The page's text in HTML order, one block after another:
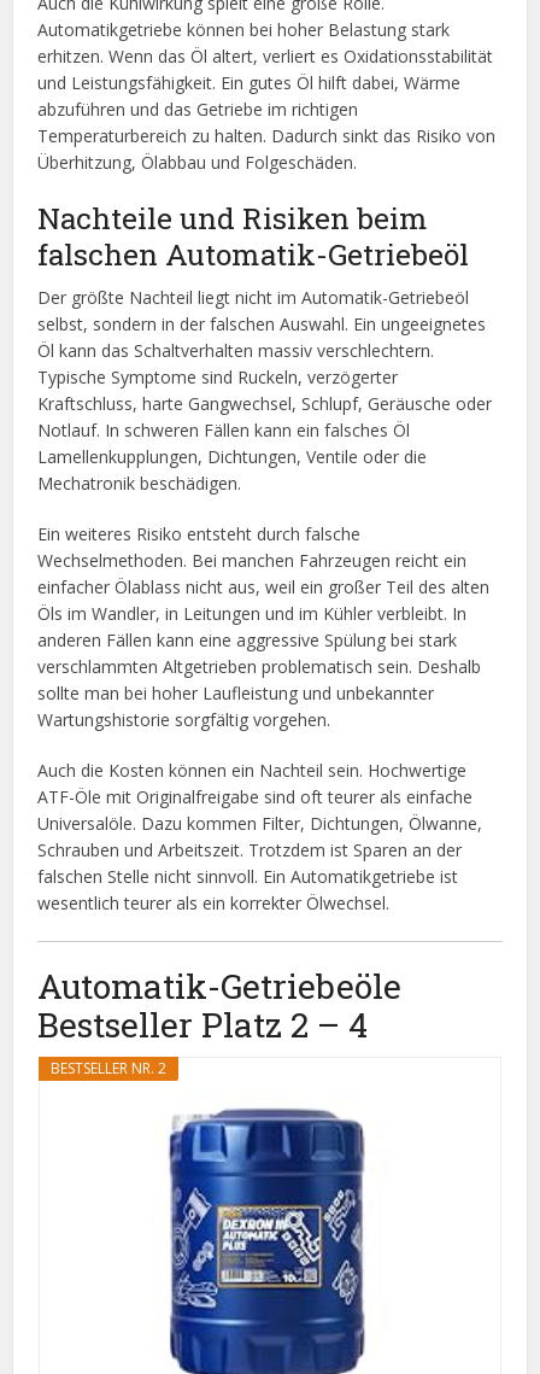
Automatikgetriebe können bei hoher Belastung stark
erhitzen. Wenn das Öl altert, verliert es Oxidationsstabilität
und Leistungsfähigkeit. Ein gutes Öl hilft dabei, Wärme
abzuführen und das Getriebe im richtigen
Temperaturbereich zu halten. Dadurch sinkt das Risiko von
Überhitzung, Ölabbau und Folgeschäden.
Nachteile und Risiken beim
falschen Automatik-Getriebeöl
Der größte Nachteil liegt nicht im Automatik-Getriebeöl
selbst, sondern in der falschen Auswahl. Ein ungeeignetes
Öl kann das Schaltverhalten massiv verschlechtern.
Typische Symptome sind Ruckeln, verzögerter
Kraftschluss, harte Gangwechsel, Schlupf, Geräusche oder
Notlauf. In schweren Fällen kann ein falsches Öl
Lamellenkupplungen, Dichtungen, Ventile oder die
Mechatronik beschädigen.
Ein weiteres Risiko entsteht durch falsche
Wechselmethoden. Bei manchen Fahrzeugen reicht ein
einfacher Ölablass nicht aus, weil ein großer Teil des alten
Öls im Wandler, in Leitungen und im Kühler verbleibt. In
anderen Fällen kann eine aggressive Spülung bei stark
verschlammten Altgetrieben problematisch sein. Deshalb
sollte man bei hoher Laufleistung und unbekannter
Wartungshistorie sorgfältig vorgehen.
Auch die Kosten können ein Nachteil sein. Hochwertige
ATF-Öle mit Originalfreigabe sind oft teurer als einfache
Universalöle. Dazu kommen Filter, Dichtungen, Ölwanne,
Schrauben und Arbeitszeit. Trotzdem ist Sparen an der
falschen Stelle nicht sinnvoll. Ein Automatikgetriebe ist
wesentlich teurer als ein korrekter Ölwechsel.
Automatik-Getriebeöle
Bestseller Platz 2 – 4
BESTSELLER NR. 2